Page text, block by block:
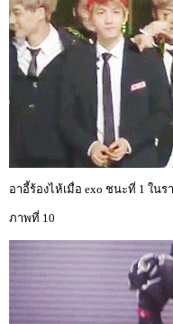
อาอี้ร้องไห้เมื่อ exo ชนะที่ 1 ในร
ภาพที่ 10